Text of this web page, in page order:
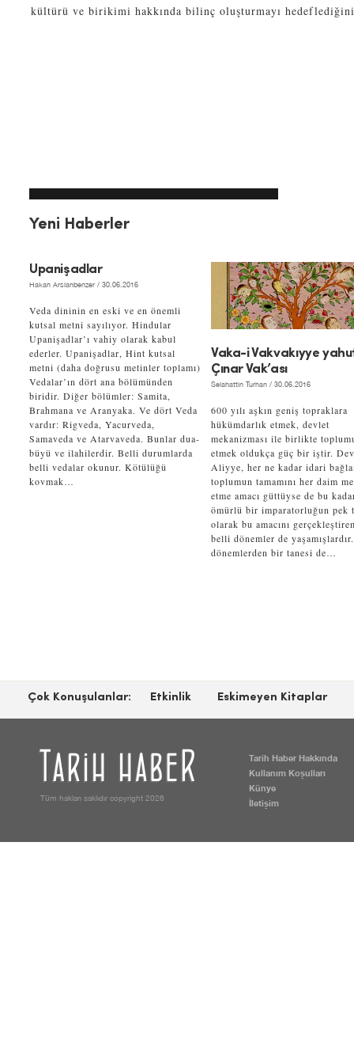
kültürü ve birikimi hakkında bilinç oluşturmayı hedeflediğini
Yeni Haberler
Upanişadlar
Hakan Arslanbenzer / 30.06.2016
Veda dininin en eski ve en önemli
kutsal metni sayılıyor. Hindular
Upanişadlar’ı vahiy olarak kabul
ederler. Upanişadlar, Hint kutsal
metni (daha doğrusu metinler toplamı)
Vedalar’ın dört ana bölümünden
biridir. Diğer bölümler: Samita,
Brahmana ve Aranyaka. Ve dört Veda
vardır: Rigveda, Yacurveda,
Samaveda ve Atarvaveda. Bunlar dua-
büyü ve ilahilerdir. Belli durumlarda
belli vedalar okunur. Kötülüğü
kovmak…
Vaka-i Vakvakıyye
Çınar Vak’ası
Selahattin Turhan / 30.06.2016
600 yılı aşkın geniş topraklara
hükümdarlık etmek, devlet
mekanizması ile birlikte
etmek oldukça güç bir iştir.
Aliyye, her ne kadar idari
toplumun tamamını her daim
etme amacı güttüyse de bu
ömürlü bir imparatorluğun pek
olarak bu amacını
belli dönemler de
dönemlerden bir tanesi de…
Çok Konuşulanlar: Etkinlik Eskimeyen Kitaplar
Tarih Haber Hakkında
Kullanım Koşulları
Künye
İletişim
Tüm hakları saklıdır copyright 2026